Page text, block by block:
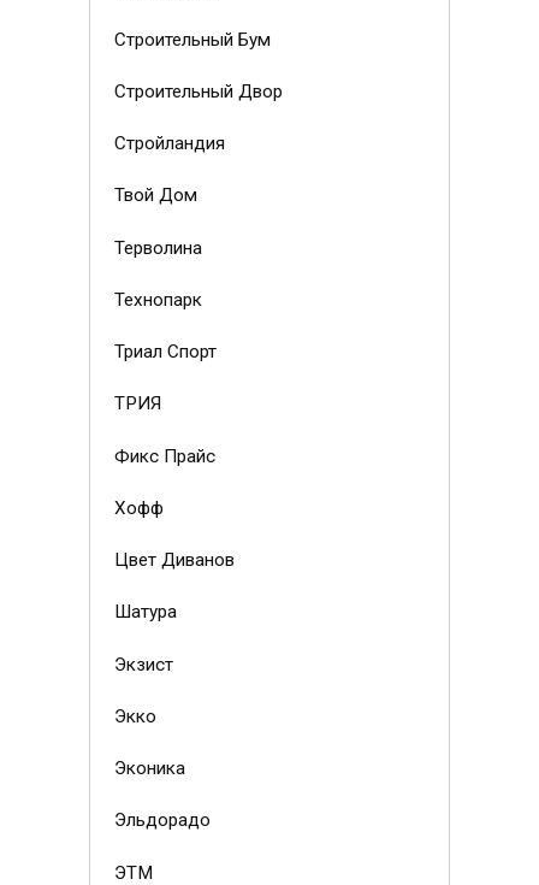
Строительный Бум
Строительный Двор
Стройландия
Твой Дом
Терволина
Технопарк
Триал Спорт
ТРИЯ
Фикс Прайс
Хофф
Цвет Диванов
Шатура
Экзист
Экко
Эконика
Эльдорадо
ЭТМ